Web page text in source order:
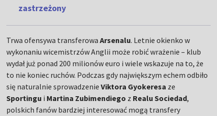
zastrzeżony
Trwa ofensywa transferowaArsenalu. Letnie okienko w
wykonaniu wicemistrzów Anglii może robić wrażenie – klub
wydał już ponad 200 milionów euro i wiele wskazuje na to, że
to nie koniec ruchów. Podczas gdy największym echem odbiło
się naturalnie sprowadzenieViktora Gyokeresa ze
Sportingu i Martina Zubimendiego z Realu Sociedad,
polskich fanów bardziej interesować mogą transfery